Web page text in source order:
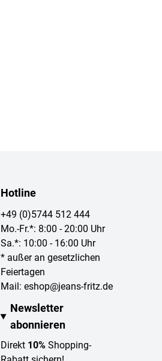
Hotline
+49 (0)5744 512 444
Mo.-Fr.*: 8:00 - 20:00 Uhr
Sa.*: 10:00 - 16:00 Uhr
* außer an gesetzlichen
Feiertagen
Mail: eshop@jeans-fritz.de
Newsletter
abonnieren
Direkt 10%Shopping-